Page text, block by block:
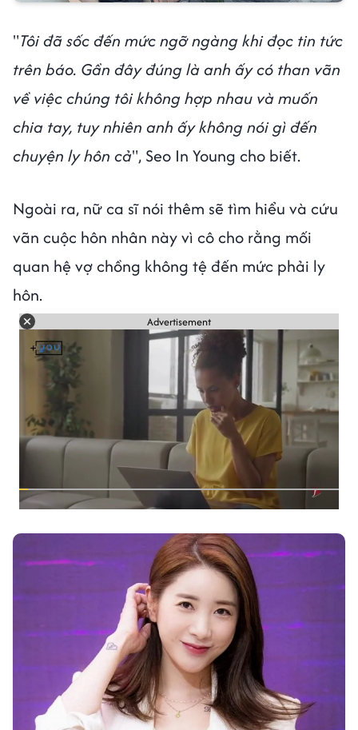
"Tôi đã sốc đến mức ngỡ ngàng khi đọc tin tức
trên báo. Gần đây đúng là anh ấy có than vãn
về việc chúng tôi không hợp nhau và muốn
chia tay, tuy nhiên anh ấy không nói gì đến
chuyện ly hôn cả", Seo In Young cho biết.
Ngoài ra, nữ ca sĩ nói thêm sẽ tìm hiểu và cứu
vãn cuộc hôn nhân này vì cô cho rằng mối
quan hệ vợ chồng không tệ đến mức phải ly
hôn.
Advertisement